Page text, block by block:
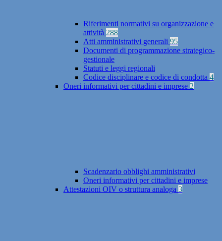
Riferimenti normativi su organizzazione e
attività 288
Atti amministrativi generali 95
Documenti di programmazione strategico-
gestionale
Statuti e leggi regionali
Codice disciplinare e codice di condotta 4
Oneri informativi per cittadini e imprese 2
Scadenzario obblighi amministrativi
Oneri informativi per cittadini e imprese
Attestazioni OIV o struttura analoga 3